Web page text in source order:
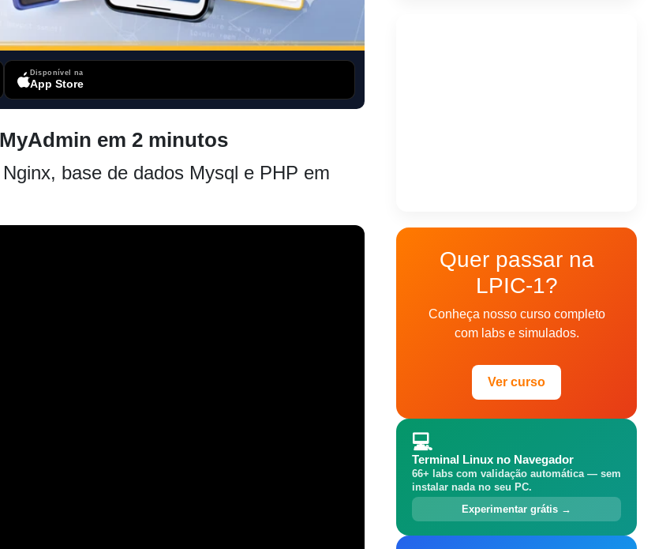
Disponível na
App Store
em 2 minutos
base de dados Mysql e PHP em
Quer passar na
LPIC-1?
Conheça nosso curso completo
com labs e simulados.
Ver curso
💻
Terminal Linux no Navegador
66+ labs com validação automática — sem
instalar nada no seu PC.
Experimentar grátis →